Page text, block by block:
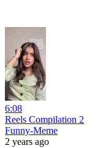
6:08
Reels Compilation 2
Funny-Meme
2 years ago